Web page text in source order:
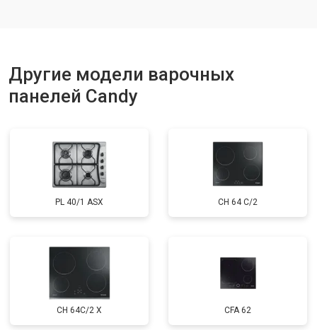
Другие модели варочных
панелей Candy
PL 40/1 ASX CH 64 C/2
CH 64C/2 X CFA 62